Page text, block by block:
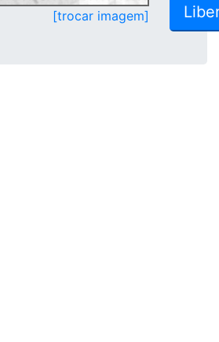
[trocar imagem]